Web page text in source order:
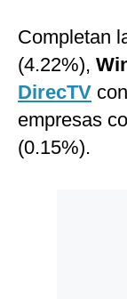
Completan
(4.22%),
DirecTV
empresas
(0.15%).